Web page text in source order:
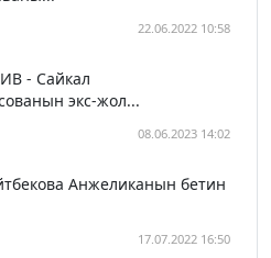
22.06.2022 10:58
- Сайкал
экс-жол...
08.06.2023 14:02
Анжеликанын бетин
17.07.2022 16:50